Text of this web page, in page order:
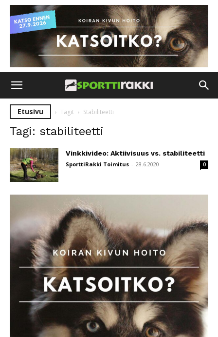
Etusivu Tagit Stabiliteetti
Tagi: stabiliteetti
Vinkkivideo: Aktiivisuus vs. stabiliteetti
SporttiRakki Toimitus - 28.6.2020 0